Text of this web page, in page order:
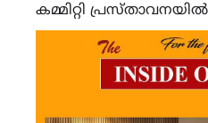
കമ്മിറ്റി